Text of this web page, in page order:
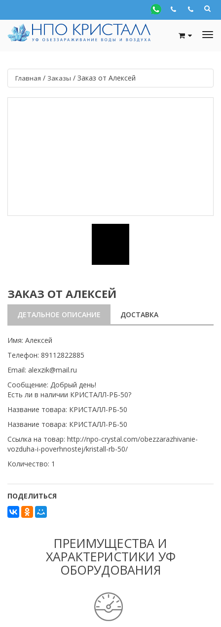
Главная / Заказы / Заказ от Алексей
ЗАКАЗ ОТ АЛЕКСЕЙ
ДЕТАЛЬНОЕ ОПИСАНИЕ ДОСТАВКА
Имя: Алексей
Телефон: 89112822885
Email: alexzik@mail.ru
Сообщение: Добрый день!
Есть ли в наличии КРИСТАЛЛ-РБ-50?
Название товара: КРИСТАЛЛ-РБ-50
Название товара: КРИСТАЛЛ-РБ-50
Ссылка на товар: http://npo-crystal.com/obezzarazhivanie-
vozduha-i-poverhnostej/kristall-rb-50/
Количество: 1
ПОДЕЛИТЬСЯ
ПРЕИМУЩЕСТВА И
ХАРАКТЕРИСТИКИ УФ
ОБОРУДОВАНИЯ